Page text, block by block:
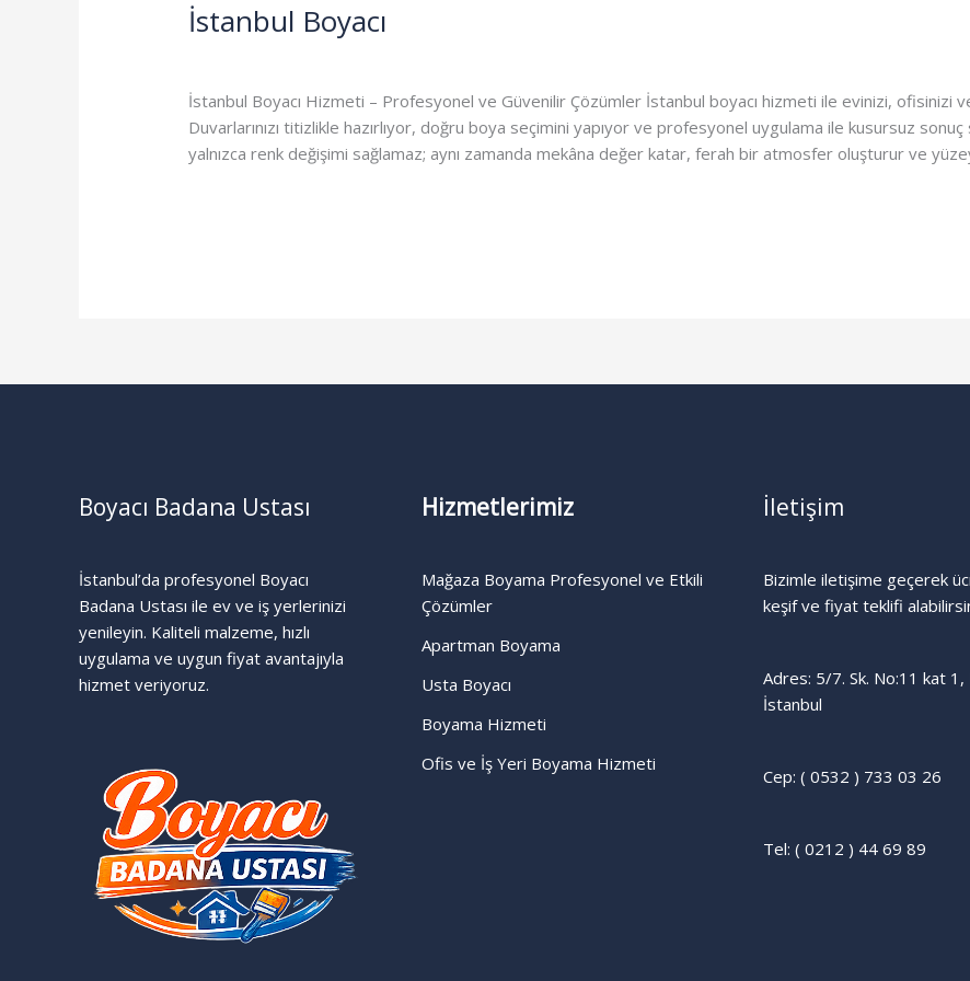
İstanbul Boyacı
İstanbul Boyacı Hizmeti – Profesyonel ve Güvenilir Çözümler İstanbul boyacı hizmeti ile evinizi, ofisinizi
Duvarlarınızı titizlikle hazırlıyor, doğru boya seçimini yapıyor ve profesyonel uygulama ile kusursuz
yalnızca renk değişimi sağlamaz; aynı zamanda mekâna değer katar, ferah bir atmosfer oluşturur ve
İstanbul
Boyacı Badana Ustası
İstanbul’da profesyonel Boyacı
Badana Ustası ile ev ve iş yerlerinizi
yenileyin. Kaliteli malzeme, hızlı
uygulama ve uygun fiyat avantajıyla
hizmet veriyoruz.
Hizmetlerimiz
Mağaza Boyama Profesyonel ve Etkili
Çözümler
Apartman Boyama
Usta Boyacı
Boyama Hizmeti
Ofis ve İş Yeri Boyama Hizmeti
İletişim
Bizimle iletişime geçerek
keşif ve fiyat teklifi
Adres: 5/7. Sk. No:11 kat 1,
İstanbul
Cep: ( 0532 ) 733 03 26
Tel: ( 0212 ) 44 69 89